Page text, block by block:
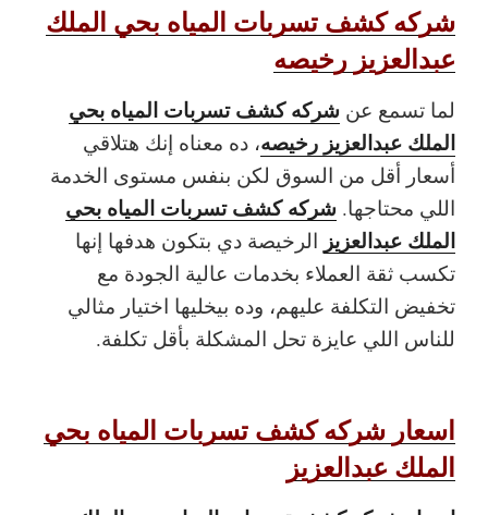
شركه كشف تسربات المياه بحي الملك
عبدالعزيز رخيصه
لما تسمع عن شركه كشف تسربات المياه بحي
الملك عبدالعزيز رخيصه، ده معناه إنك هتلاقي
أسعار أقل من السوق لكن بنفس مستوى الخدمة
اللي محتاجها. شركه كشف تسربات المياه بحي
الملك عبدالعزيز الرخيصة دي بتكون هدفها إنها
تكسب ثقة العملاء بخدمات عالية الجودة مع
تخفيض التكلفة عليهم، وده بيخليها اختيار مثالي
للناس اللي عايزة تحل المشكلة بأقل تكلفة.
اسعار شركه كشف تسربات المياه بحي
الملك عبدالعزيز